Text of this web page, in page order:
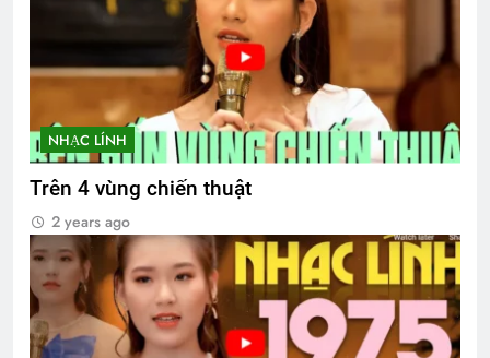
NHẠC LÍNH
Trên 4 vùng chiến thuật
2 years ago